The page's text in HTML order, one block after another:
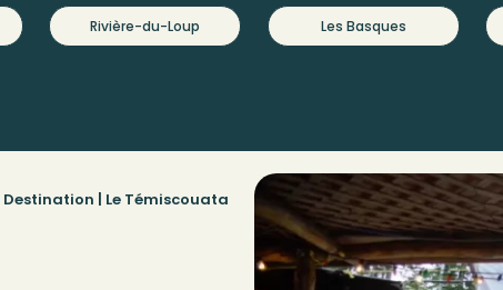
Rivière-du-Loup Les Basques
Destination | Le Témiscouata